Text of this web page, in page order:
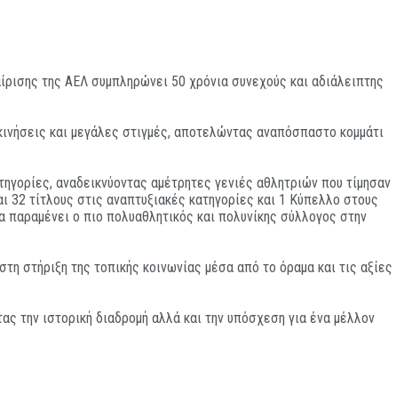
της ΑΕΛ συμπληρώνει 50 χρόνια συνεχούς και αδιάλειπτης
και μεγάλες στιγμές, αποτελώντας αναπόσπαστο κομμάτι
αναδεικνύοντας αμέτρητες γενιές αθλητριών που τίμησαν
τίτλους στις αναπτυξιακές κατηγορίες και 1 Κύπελλο στους
ο πιο πολυαθλητικός και πολυνίκης σύλλογος στην
στήριξη της τοπικής κοινωνίας μέσα από το όραμα και τις αξίες
την ιστορική διαδρομή αλλά και την υπόσχεση για ένα μέλλον